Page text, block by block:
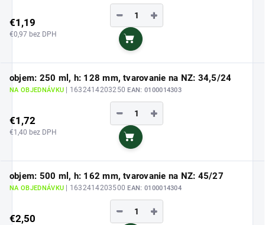
€1,19
€0,97 bez DPH
+
−
Do košíka
objem: 250 ml, h: 128 mm, tvarovanie na NZ: 34,5/24
NA OBJEDNÁVKU | 1632414203250EAN: 0100014303
€1,72
€1,40 bez DPH
+
−
Do košíka
objem: 500 ml, h: 162 mm, tvarovanie na NZ: 45/27
NA OBJEDNÁVKU | 1632414203500EAN: 0100014304
€2,50 +
−